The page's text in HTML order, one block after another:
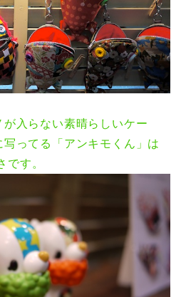
入らない素晴らしいケー
ってる「アンキモくん」は
です。